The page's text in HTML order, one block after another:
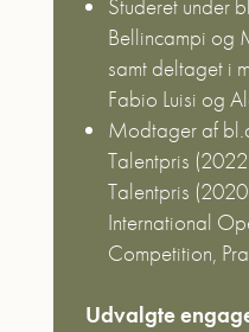
Studeret under
Bellincampi og
samt deltaget i
Fabio Luisi og
Modtager af
Talentpris
Talentpris
International
Competition,
Udvalgte